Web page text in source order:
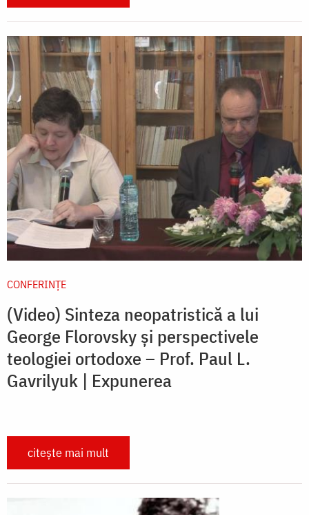
CONFERINȚE
(Video) Sinteza neopatristică a lui
George Florovsky și perspectivele
teologiei ortodoxe – Prof. Paul L.
Gavrilyuk | Expunerea
citește mai mult